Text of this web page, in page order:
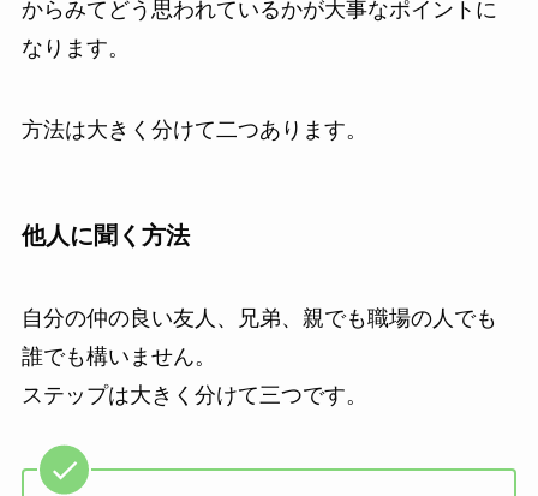
からみてどう思われているかが大事なポイントに
なります。
方法は大きく分けて二つあります。
他人に聞く方法
自分の仲の良い友人、兄弟、親でも職場の人でも
誰でも構いません。
ステップは大きく分けて三つです。